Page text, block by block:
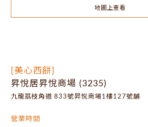
地圖上查看
[美心西餅]
昇悅居昇悅商場 (3235)
九龍荔枝角道 833號昇悅商場1樓127號舖
營業時間